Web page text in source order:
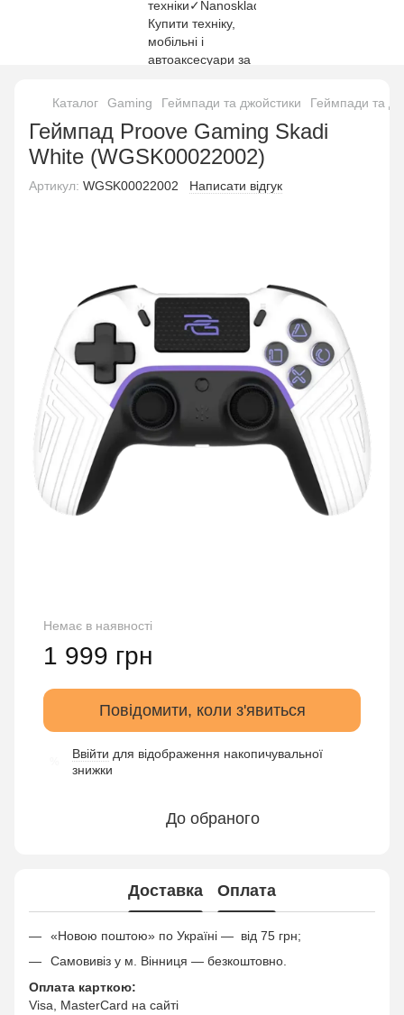
Каталог Gaming Геймпади та джойстики Геймпади та
Геймпад Proove Gaming Skadi
White (WGSK00022002)
Артикул: WGSK00022002 Написати відгук
Немає в наявності
1 999 грн
Повідомити, коли з'явиться
Ввійти для відображення накопичувальної
знижки
До обраного
Доставка Оплата
«Новою поштою» по Україні — від 75 грн;
Самовивіз у м. Вінниця — безкоштовно.
Оплата карткою:
Visa, MasterCard на сайті